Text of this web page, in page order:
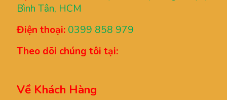
Bình Tân, HCM
Điện thoại: 0399 858 979
Theo dõi chúng tôi tại:
Về Khách Hàng